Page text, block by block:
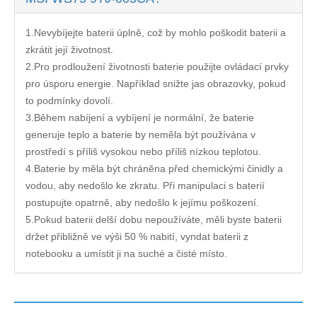
1.Nevybíjejte baterii úplně, což by mohlo poškodit baterii a
zkrátit její životnost.
2.Pro prodloužení životnosti baterie použijte ovládací prvky
pro úsporu energie. Například snižte jas obrazovky, pokud
to podmínky dovolí.
3.Během nabíjení a vybíjení je normální, že baterie
generuje teplo a baterie by neměla být používána v
prostředí s příliš vysokou nebo příliš nízkou teplotou.
4.Baterie by měla být chráněna před chemickými činidly a
vodou, aby nedošlo ke zkratu. Při manipulaci s baterií
postupujte opatrně, aby nedošlo k jejímu poškození.
5.Pokud baterii delší dobu nepoužíváte, měli byste baterii
držet přibližně ve výši 50 % nabití, vyndat baterii z
notebooku a umístit ji na suché a čisté místo.